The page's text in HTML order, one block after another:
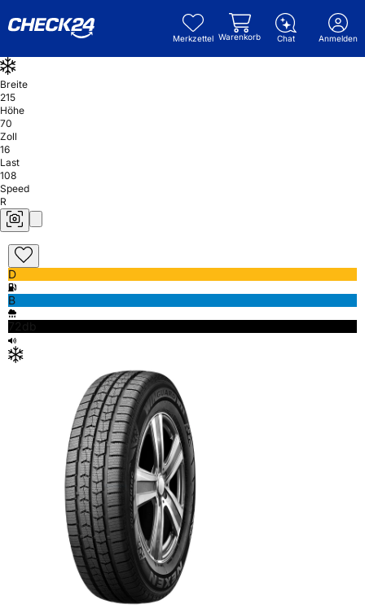
Merkzettel Warenkorb Chat Anmelden
Breite
215
Höhe
70
Zoll
16
Last
108
Speed
R
D
B
72db